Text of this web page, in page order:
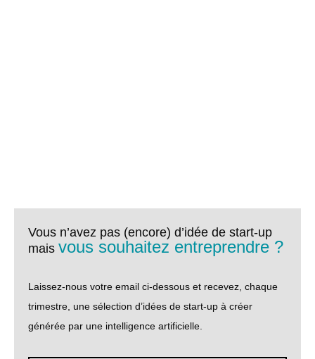
Vous n’avez pas (encore) d’idée de start-up
mais vous souhaitez entreprendre ?
Laissez-nous votre email ci-dessous et recevez, chaque
trimestre, une sélection d’idées de start-up à créer
générée par une intelligence artificielle.